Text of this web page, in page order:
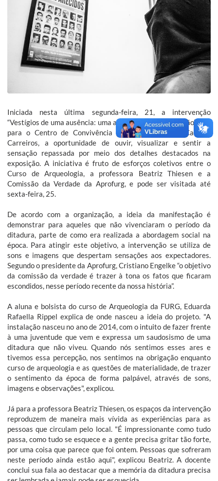
Iniciada nesta última segunda-feira, 21, a intervenção
“Vestígios de uma ausência: uma arqueologia da repressão” traz
para o Centro de Convivência (CC) da FURG, no Campus
Carreiros, a oportunidade de ouvir, visualizar e sentir a
sensação repassada por meio dos detalhes destacados na
exposição. A iniciativa é fruto de esforços coletivos entre o
Curso de Arqueologia, a professora Beatriz Thiesen e a
Comissão da Verdade da Aprofurg, e pode ser visitada até
sexta-feira, 25.
De acordo com a organização, a ideia da manifestação é
demonstrar para aqueles que não vivenciaram o período da
ditadura, parte de como era realizada a abordagem social na
época. Para atingir este objetivo, a intervenção se utiliza de
sons e imagens que despertam sensações aos expectadores.
Segundo o presidente da Aprofurg, Cristiano Engelke “o objetivo
da comissão da verdade é trazer à tona os fatos que ficaram
escondidos, nesse período recente da nossa história”.
A aluna e bolsista do curso de Arqueologia da FURG, Eduarda
Rafaella Rippel explica de onde nasceu a ideia do projeto. "A
instalação nasceu no ano de 2014, com o intuito de fazer frente
à uma juventude que vem e expressa um saudosismo de uma
ditadura que não viveu. Quando nós sentimos esses ares e
tivemos essa percepção, nos sentimos na obrigação enquanto
curso de arqueologia e as questões de materialidade, de trazer
o sentimento da época de forma palpável, através de sons,
imagens e observações", explicou.
Já para a professora Beatriz Thiesen, os espaços da intervenção
reproduzem de maneira mais vívida as experiências para as
pessoas que circulam pelo local. "É impressionante como tudo
passa, como tudo se esquece e a gente precisa gritar tão forte,
por uma coisa que parece que foi ontem. Pessoas que sofreram
neste período ainda estão aqui", explicou Beatriz. A docente
conclui sua fala ao destacar que a memória da ditadura precisa